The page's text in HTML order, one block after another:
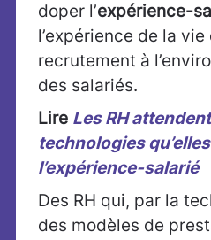
doper l’expérience-
l’expérience de la
recrutement à
des salariés.
Lire Les RH
technologies
l’expérience-salarié
Des RH qui, par la
des modèles de